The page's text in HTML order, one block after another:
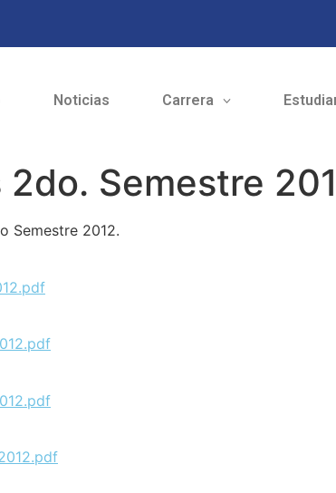
Noticias Carrera
Semestre
Semestre 2012.